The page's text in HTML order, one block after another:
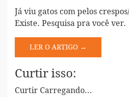
Já viu gatos com pelos
Existe. Pesquisa pra você ver.
LER O ARTIGO →
Curtir isso:
Curtir Carregando...